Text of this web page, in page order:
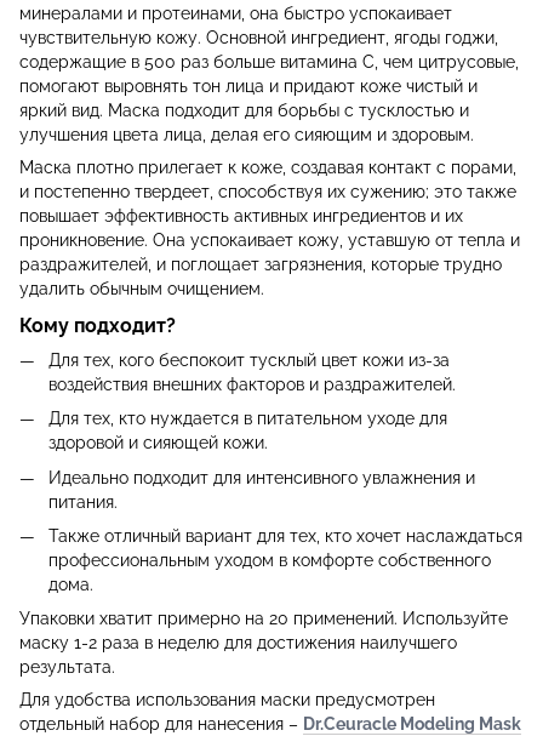
минералами и протеинами, она быстро успокаивает
чувствительную кожу. Основной ингредиент, ягоды годжи,
содержащие в 500 раз больше витамина С, чем цитрусовые,
помогают выровнять тон лица и придают коже чистый и
яркий вид. Маска подходит для борьбы с тусклостью и
улучшения цвета лица, делая его сияющим и здоровым.
Маска плотно прилегает к коже, создавая контакт с порами,
и постепенно твердеет, способствуя их сужению; это также
повышает эффективность активных ингредиентов и их
проникновение. Она успокаивает кожу, уставшую от тепла и
раздражителей, и поглощает загрязнения, которые трудно
удалить обычным очищением.
Кому подходит?
Для тех, кого беспокоит тусклый цвет кожи из-за
воздействия внешних факторов и раздражителей.
Для тех, кто нуждается в питательном уходе для
здоровой и сияющей кожи.
Идеально подходит для интенсивного увлажнения и
питания.
Также отличный вариант для тех, кто хочет наслаждаться
профессиональным уходом в комфорте собственного
дома.
Упаковки хватит примерно на 20 применений. Используйте
маску 1-2 раза в неделю для достижения наилучшего
результата.
Для удобства использования маски предусмотрен
отдельный набор для нанесения – Dr.Ceuracle Modeling Mask